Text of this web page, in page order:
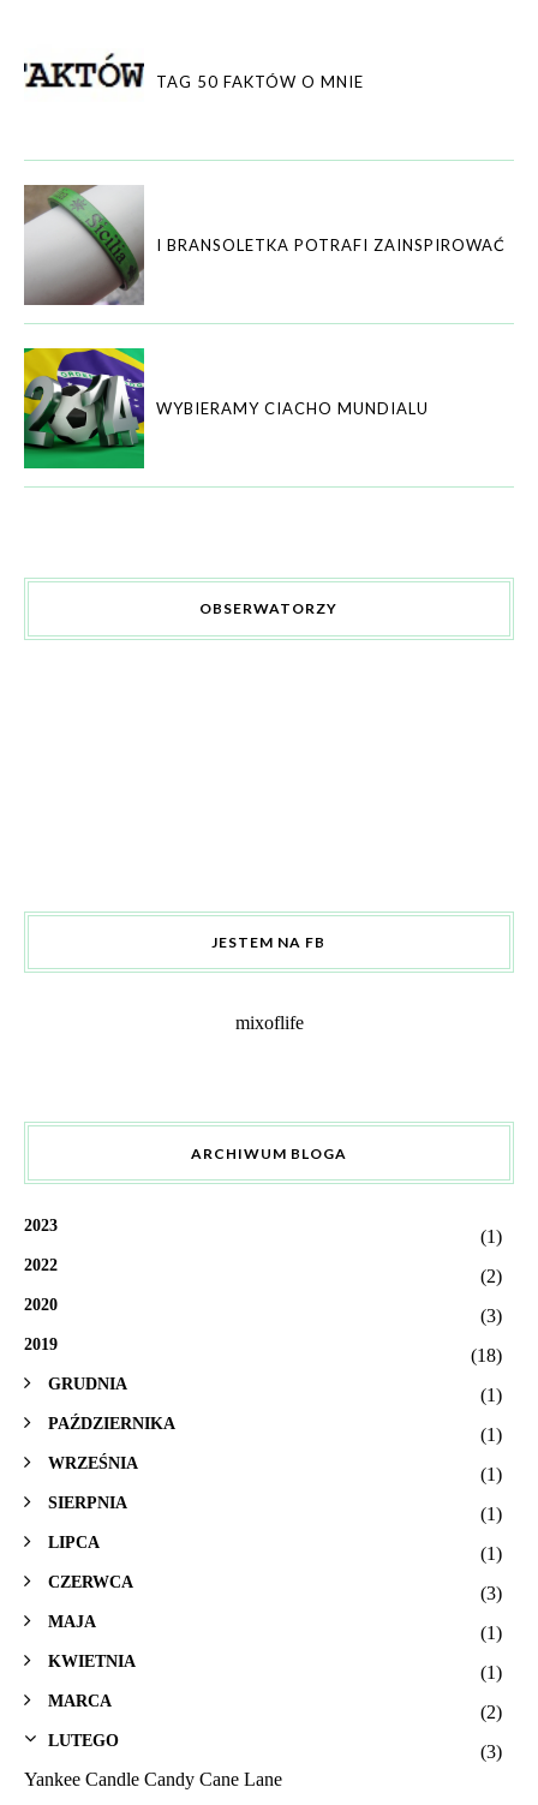
TAG 50 FAKTÓW O MNIE
I BRANSOLETKA POTRAFI ZAINSPIROWAĆ
WYBIERAMY CIACHO MUNDIALU
OBSERWATORZY
JESTEM NA FB
mixoflife
ARCHIWUM BLOGA
2023
(1)
2022
(2)
2020
(3)
2019
(18)
GRUDNIA
(1)
PAŹDZIERNIKA
(1)
WRZEŚNIA
(1)
SIERPNIA
(1)
LIPCA
(1)
CZERWCA
(3)
MAJA
(1)
KWIETNIA
(1)
MARCA
(2)
LUTEGO
(3)
Yankee Candle Candy Cane Lane